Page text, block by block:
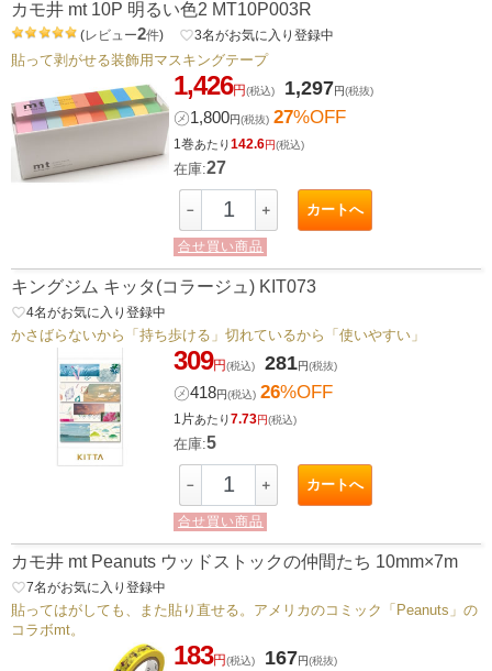
カモ井 mt 10P 明るい色2 MT10P003R
(レビュー2件) favorite_border3名がお気に入り登録中
貼って剥がせる装飾用マスキングテープ
1,426円(税込) 1,297円(税抜)
㋱1,800円(税抜) 27%OFF
1巻あたり142.6円(税込)
在庫:27
－ ＋ カートへ
合せ買い商品
キングジム キッタ(コラージュ) KIT073
favorite_border4名がお気に入り登録中
かさばらないから「持ち歩ける」切れているから「使いやすい」
309円(税込) 281円(税抜)
㋱418円(税込) 26%OFF
1片あたり7.73円(税込)
在庫:5
－ ＋ カートへ
合せ買い商品
カモ井 mt Peanuts ウッドストックの仲間たち 10mm×7m
favorite_border7名がお気に入り登録中
貼ってはがしても、また貼り直せる。アメリカのコミック「Peanuts」の
コラボmt。
183円(税込) 167円(税抜)